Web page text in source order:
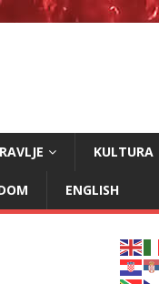
KULTURA
ENGLISH